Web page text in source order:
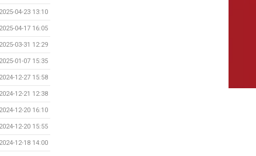
2025-04-23 13:10
2025-04-17 16:05
2025-03-31 12:29
2025-01-07 15:35
2024-12-27 15:58
2024-12-21 12:38
2024-12-20 16:10
2024-12-20 15:55
2024-12-18 14:00